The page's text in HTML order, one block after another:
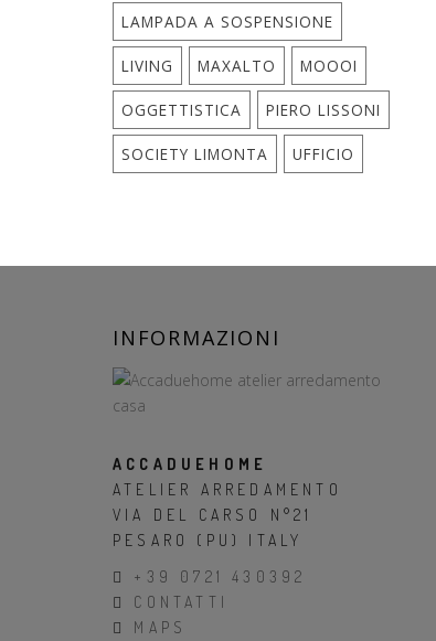
LAMPADA A SOSPENSIONE
LIVING MAXALTO MOOOI
OGGETTISTICA PIERO LISSONI
SOCIETY LIMONTA UFFICIO
INFORMAZIONI
ACCADUEHOME
ATELIER ARREDAMENTO
VIA DEL CARSO N°21
PESARO (PU) ITALY
+39 0721 430392
CONTATTI
MAPS